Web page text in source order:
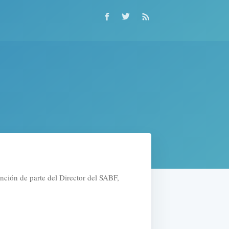
de parte del Director del SABF,